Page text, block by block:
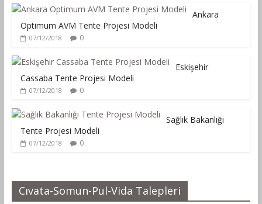
Ankara
Optimum AVM Tente Projesi Modeli
07/12/2018 0
Eskişehir
Cassaba Tente Projesi Modeli
07/12/2018 0
Sağlık Bakanlığı
Tente Projesi Modeli
07/12/2018 0
Cıvata-Somun-Pul-Vida Talepleri